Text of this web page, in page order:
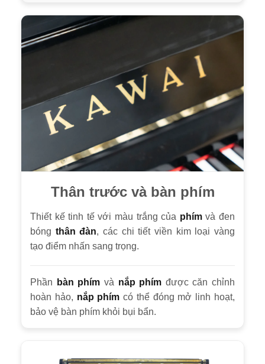
Thân trước và bàn phím
Thiết kế tinh tế với màu trắng của phímvà đen
bóng thân đàn, các chi tiết viền kim loại vàng
tạo điểm nhấn sang trọng.
Phần bàn phím và nắp phím được căn chỉnh
hoàn hảo, nắp phím có thể đóng mở linh hoạt,
bảo vệ bàn phím khỏi bụi bẩn.